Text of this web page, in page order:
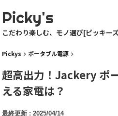
Picky's
こだわり楽しむ、モノ選び[ピッキー
Pickys ポータブル電源
超高出力！Jackery ポ
える家電は？
2025/04/14